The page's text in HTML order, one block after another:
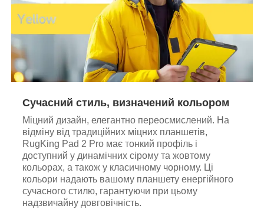
Сучасний стиль, визначений кольором
Міцний дизайн, елегантно переосмислений. На
відміну від традиційних міцних планшетів,
RugKing Pad 2 Pro має тонкий профіль і
доступний у динамічних сірому та жовтому
кольорах, а також у класичному чорному. Ці
кольори надають вашому планшету енергійного
сучасного стилю, гарантуючи при цьому
надзвичайну довговічність.